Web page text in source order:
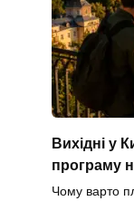
Вихідні у
програму
Чому варто